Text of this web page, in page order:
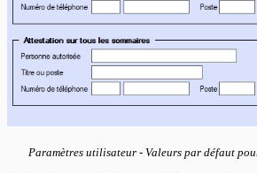
Paramètres utilisateur - Valeurs par défaut